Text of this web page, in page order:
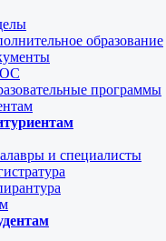
образование
программы
и специалисты